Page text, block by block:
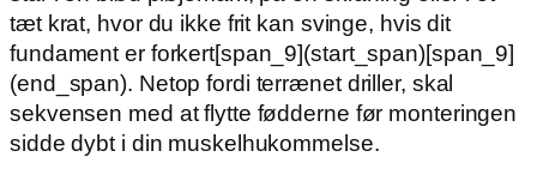
tæt krat, hvor du ikke frit kan svinge, hvis dit
fundament er forkert[span_9](start_span)[span_9]
(end_span). Netop fordi terrænet driller, skal
sekvensen med at flytte fødderne før monteringen
sidde dybt i din muskelhukommelse.